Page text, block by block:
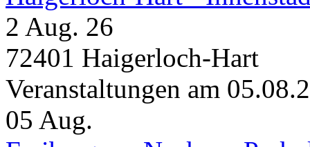
2 Aug. 26
72401 Haigerloch-Hart
Veranstaltungen am
05 Aug.